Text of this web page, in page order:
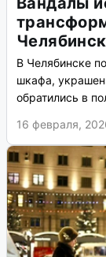
В Челябинске
шкафа,
обратились в
16 февраля,